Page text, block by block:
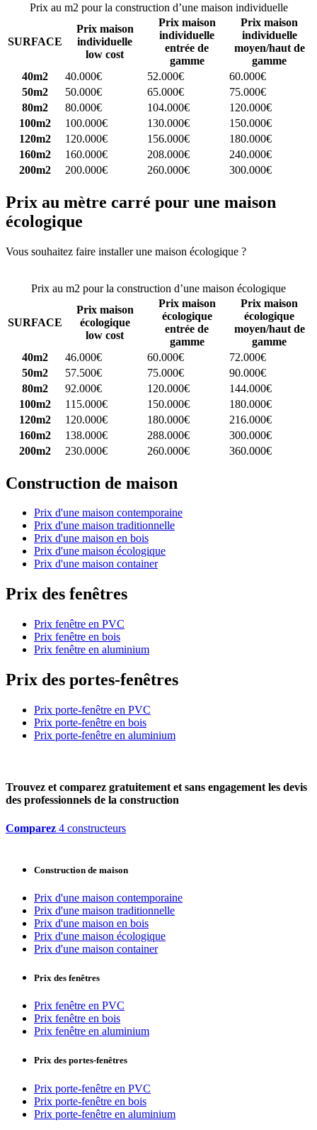
Prix au m2 pour la construction d’une maison individuelle
SURFACE
Prix maison
individuelle
low cost
Prix maison
individuelle
entrée de
gamme
Prix maison
individuelle
moyen/haut de
gamme
40m2
40.000€ 52.000€
60.000€
50m2
50.000€ 65.000€
75.000€
80m2
80.000€ 104.000€
120.000€
100m2
100.000€ 130.000€
150.000€
120m2
120.000€ 156.000€
180.000€
160m2
160.000€ 208.000€
240.000€
200m2
200.000€ 260.000€ 300.000€
Prix au mètre carré pour une maison
écologique
Vous souhaitez faire installer une maison écologique ?
Prix au m2 pour la construction d’une maison écologique
SURFACE
Prix maison
écologique
low cost
Prix maison
écologique
entrée de
gamme
Prix maison
écologique
moyen/haut de
gamme
40m2
46.000€ 60.000€
72.000€
50m2
57.500€ 75.000€
90.000€
80m2
92.000€ 120.000€
144.000€
100m2
115.000€ 150.000€
180.000€
120m2
120.000€ 180.000€
216.000€
160m2
138.000€ 288.000€
300.000€
200m2
230.000€ 260.000€ 360.000€
Construction de maison
Prix d'une maison contemporaine
Prix d'une maison traditionnelle
Prix d'une maison en bois
Prix d'une maison écologique
Prix d'une maison container
Prix des fenêtres
Prix fenêtre en PVC
Prix fenêtre en bois
Prix fenêtre en aluminium
Prix des portes-fenêtres
Prix porte-fenêtre en PVC
Prix porte-fenêtre en bois
Prix porte-fenêtre en aluminium
Trouvez et comparez gratuitement et sans engagement les devis
des professionnels de la construction
Comparez 4 constructeurs
Construction de maison
Prix d'une maison contemporaine
Prix d'une maison traditionnelle
Prix d'une maison en bois
Prix d'une maison écologique
Prix d'une maison container
Prix des fenêtres
Prix fenêtre en PVC
Prix fenêtre en bois
Prix fenêtre en aluminium
Prix des portes-fenêtres
Prix porte-fenêtre en PVC
Prix porte-fenêtre en bois
Prix porte-fenêtre en aluminium